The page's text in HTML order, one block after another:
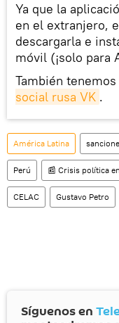
Ya que la
en el extranjero,
descargarla e
móvil (¡solo para
También
social rusa VK .
América Latina
Perú 📰 Crisis política
CELAC Gustavo Petro
Síguenos en